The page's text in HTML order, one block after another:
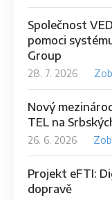
Společnost
pomoci
Group
28. 7. 2026
Nový
TEL na
26. 6. 2026
Projekt eFTI:
dopravě